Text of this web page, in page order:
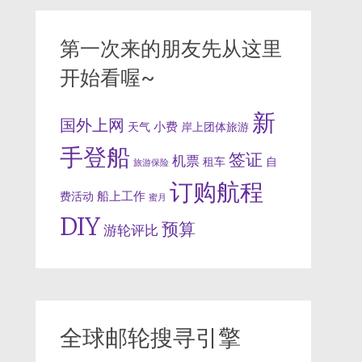
第一次来的朋友先从这里
开始看喔~
国外上网 天气 小费 岸上团体旅游 新
手登船 旅游保险 机票 租车 签证 自
费活动 船上工作 蜜月 订购航程
DIY游轮评比 预算
全球邮轮搜寻引擎